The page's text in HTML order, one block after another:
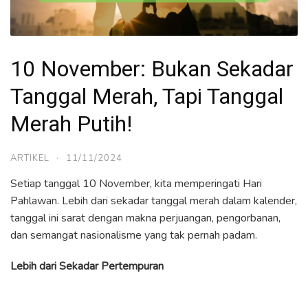
10 November: Bukan Sekadar
Tanggal Merah, Tapi Tanggal
Merah Putih!
ARTIKEL · 11/11/2024
Setiap tanggal 10 November, kita memperingati Hari
Pahlawan. Lebih dari sekadar tanggal merah dalam kalender,
tanggal ini sarat dengan makna perjuangan, pengorbanan,
dan semangat nasionalisme yang tak pernah padam.
Lebih dari Sekadar Pertempuran